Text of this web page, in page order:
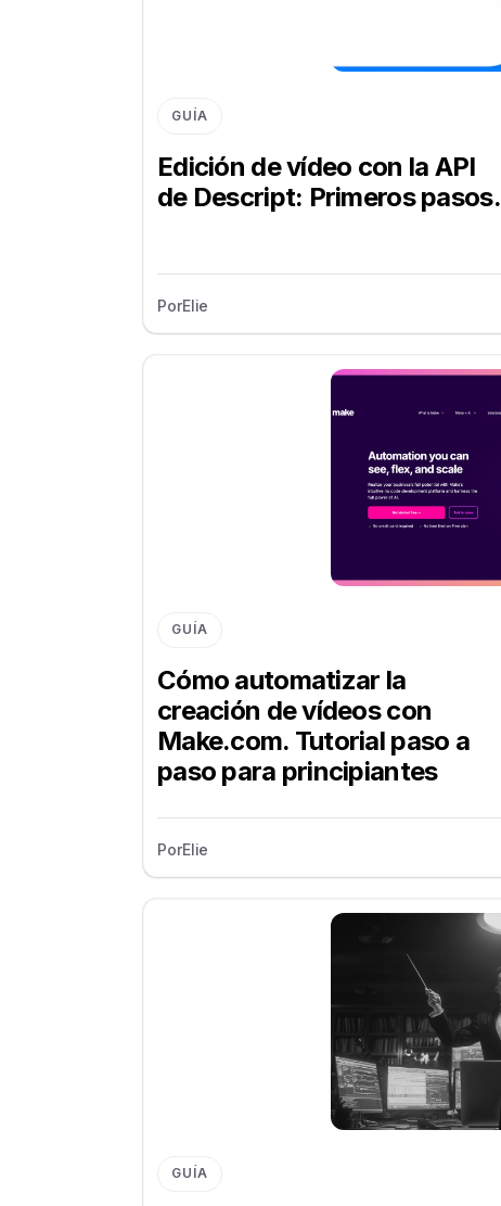
GUÍA
Edición de vídeo con la API
de Descript: Primeros pasos.
PorElie
GUÍA
Cómo automatizar la
creación de vídeos con
Make.com. Tutorial paso a
paso para principiantes
PorElie
GUÍA